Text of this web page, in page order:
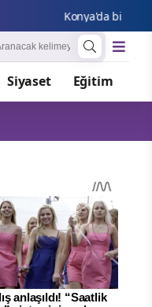
Konya'da bisiklet
Siyaset Eğitim